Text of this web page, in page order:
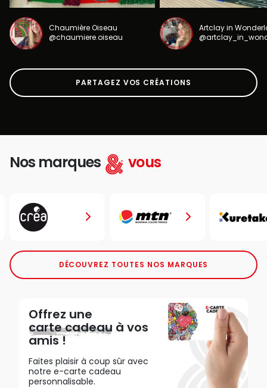
Chaumière Oiseau
@chaumiere.oiseau
Artclay in
PARTAGEZ VOS CRÉATIONS
Nos marques vous
DÉCOUVREZ TOUTES NOS MARQUES
Offrez une
carte cadeau à vos
amis !
Faites plaisir à coup sûr avec
notre e-carte cadeau
personnalisable.